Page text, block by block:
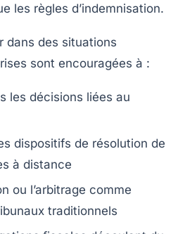
les règles d’indemnisation.
dans des situations
sont encouragées à :
les décisions liées au
dispositifs de résolution de
à distance
ou l’arbitrage comme
traditionnels